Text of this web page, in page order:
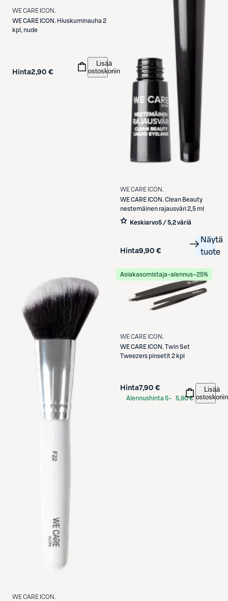
WE CARE ICON.
WE CARE ICON. Hiuskuminauha 2
kpl, nude
Hinta2,90 €
Lisää
ostoskoriin
WE CARE ICON.
WE CARE ICON. Clean Beauty
nestemäinen rajausväri 2,5 ml
Keskiarvo5 / 5,2 väriä
Hinta9,90 €
Näytä
tuote
WE CARE ICON.
Asiakasomistaja-alennus−25%
WE CARE ICON.
WE CARE ICON. Twin Set
Tweezers pinsetit 2 kpl
Hinta7,90 €
Alennushinta S- 5,90 €
Lisää
ostoskoriin